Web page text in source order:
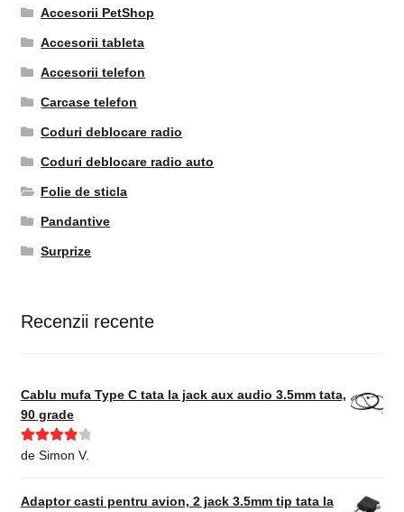
Accesorii PetShop
Accesorii tableta
Accesorii telefon
Carcase telefon
Coduri deblocare radio
Coduri deblocare radio auto
Folie de sticla
Pandantive
Surprize
Recenzii recente
Cablu mufa Type C tata la jack aux audio 3.5mm tata,
90 grade
Evaluat la
de Simon V.
Adaptor casti pentru avion, 2 jack 3.5mm tip tata la